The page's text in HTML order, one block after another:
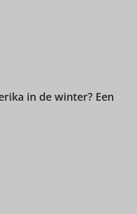
in de winter? Een